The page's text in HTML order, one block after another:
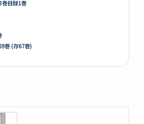
巻目録1巻
巻 (存67巻)
目録1巻 (存24巻後記1巻目録1巻)
world]
seo descobrimento por Vasco da
1497